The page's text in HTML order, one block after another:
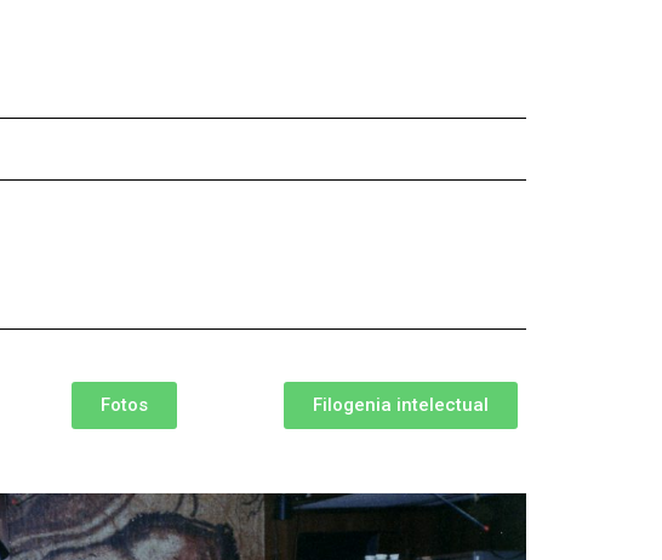
Fotos Filogenia intelectual